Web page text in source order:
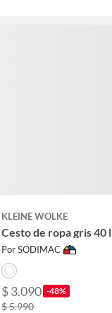
KLEINE WOLKE
Cesto de ropa gris 40 l
Por SODIMAC
$ 3.090 -48%
$ 5.990